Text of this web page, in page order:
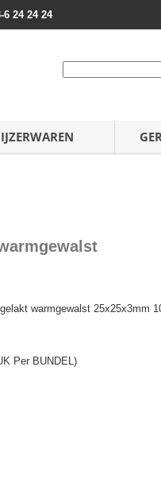
6 24 24 24
IJZERWAREN
warmgewalst 25x25x3mm
Per BUNDEL)